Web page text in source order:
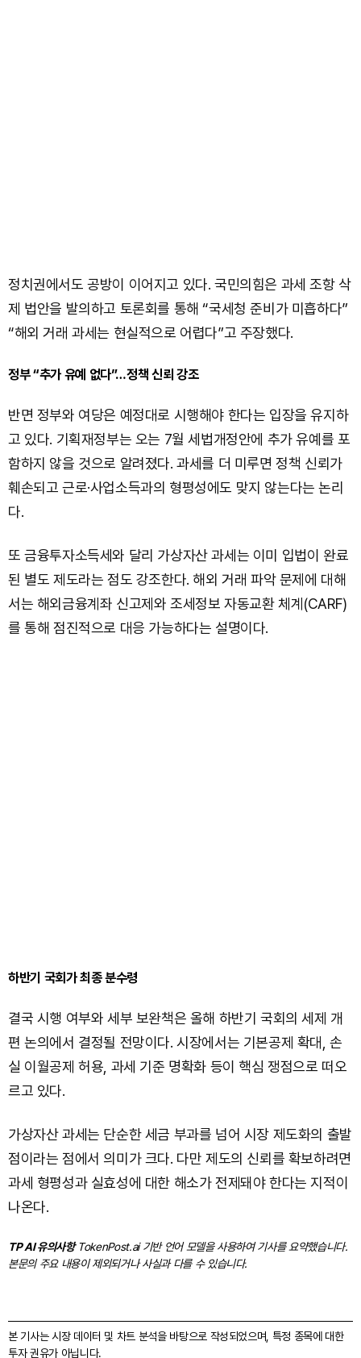
정치권에서도 공방이 이어지고 있다. 국민의힘은 과세 조항 삭
제 법안을 발의하고 토론회를 통해 “국세청 준비가 미흡하다”
“해외 거래 과세는 현실적으로 어렵다”고 주장했다.
정부 “추가 유예 없다”…정책 신뢰 강조
반면 정부와 여당은 예정대로 시행해야 한다는 입장을 유지하
고 있다. 기획재정부는 오는 7월 세법개정안에 추가 유예를 포
함하지 않을 것으로 알려졌다. 과세를 더 미루면 정책 신뢰가
훼손되고 근로·사업소득과의 형평성에도 맞지 않는다는 논리
다.
또 금융투자소득세와 달리 가상자산 과세는 이미 입법이 완료
된 별도 제도라는 점도 강조한다. 해외 거래 파악 문제에 대해
서는 해외금융계좌 신고제와 조세정보 자동교환 체계(CARF)
를 통해 점진적으로 대응 가능하다는 설명이다.
하반기 국회가 최종 분수령
결국 시행 여부와 세부 보완책은 올해 하반기 국회의 세제 개
편 논의에서 결정될 전망이다. 시장에서는 기본공제 확대, 손
실 이월공제 허용, 과세 기준 명확화 등이 핵심 쟁점으로 떠오
르고 있다.
가상자산 과세는 단순한 세금 부과를 넘어 시장 제도화의 출발
점이라는 점에서 의미가 크다. 다만 제도의 신뢰를 확보하려면
과세 형평성과 실효성에 대한 해소가 전제돼야 한다는 지적이
나온다.
TP AI 유의사항TokenPost.ai 기반 언어 모델을 사용하여 기사를 요약했습니다.
본문의 주요 내용이 제외되거나 사실과 다를 수 있습니다.
본 기사는 시장 데이터 및 차트 분석을 바탕으로 작성되었으며, 특정 종목에 대한
투자 권유가 아닙니다.